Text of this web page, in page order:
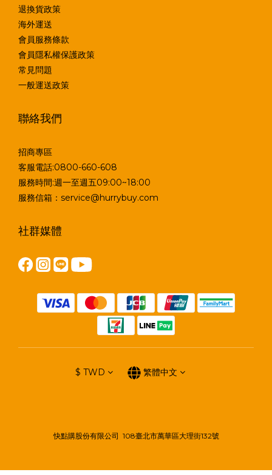
退換貨政策
海外運送
會員服務條款
會員隱私權保護政策
常見問題
一般運送政策
聯絡我們
招商專區
客服電話:0800-660-608
服務時間:週一至週五09:00~18:00
服務信箱：service@hurrybuy.com
社群媒體
$ TWD 繁體中文
快點購股份有限公司 108臺北市萬華區大理街132號